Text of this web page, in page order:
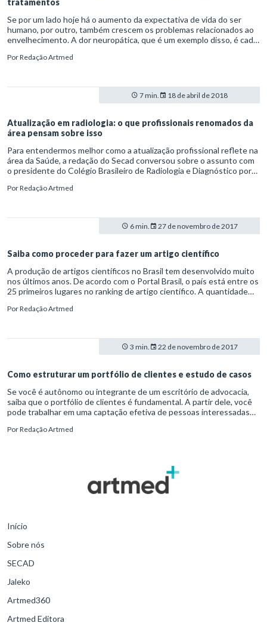
tratamentos
Se por um lado hoje há o aumento da expectativa de vida do ser
humano, por outro, também crescem os problemas relacionados ao
envelhecimento. A dor neuropática, que é um exemplo disso, é cada
da população mundial, principalmente os idosos.
PorRedação Artmed
7 min. 18 de abril de 2018
Atualização em radiologia: o que profissionais renomados da
área pensam sobre isso
Para entendermos melhor como a atualização profissional reflete na
área da Saúde, a redação do Secad conversou sobre o assunto com
o presidente do Colégio Brasileiro de Radiologia e Diagnóstico por
do Programa de Atualização em Radiologia e Diagnóstico por
PorRedação Artmed
6 min. 27 de novembro de 2017
Saiba como proceder para fazer um artigo científico
A produção de artigos científicos no Brasil tem desenvolvido muito
nos últimos anos. De acordo com o Portal Brasil, o país está entre os
25 primeiros lugares no ranking de artigo científico. A quantidade
importante saber desenvolver trabalhos com uma escrita fluida,
PorRedação Artmed
3 min. 22 de novembro de 2017
Como estruturar um portfólio de clientes e estudo de casos
Se você é autônomo ou integrante de um escritório de advocacia,
saiba que o portfólio de clientes é fundamental. A partir dele, você
pode trabalhar em uma captação efetiva de pessoas interessadas
PorRedação Artmed
Início
Sobre nós
SECAD
Jaleko
Artmed360
Artmed Editora